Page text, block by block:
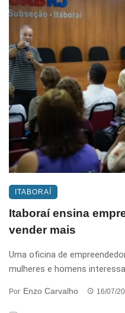
ITABORAÍ
Itaboraí ensina
vender mais
Uma oficina de
mulheres e homens
Por Enzo Carvalho 16/07/